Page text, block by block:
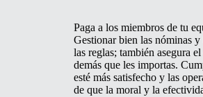
Paga a los miembros de tu
Gestionar bien las nóminas
las reglas; también asegura
demás que les importas.
esté más satisfecho y las
de que la moral y la